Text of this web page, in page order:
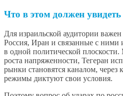
Что в этом должен
Для израильской аудитории
Россия, Иран и связанные с ними
в одной политической
роста напряженности, Тегеран
рынки становятся каналом, через
режимы диктуют свои условия.